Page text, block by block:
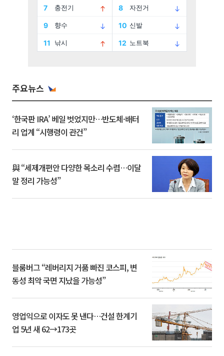
주요뉴스
‘한국판 IRA’ 베일 벗었지만…반도체·배터
리 업계 “시행령이 관건”
與 “세제개편안 다양한 목소리 수렴…이달
말 정리 가능성”
블룸버그 “레버리지 거품 빠진 코스피, 변
동성 최악 국면 지났을 가능성”
영업익으로 이자도 못 낸다…건설 한계기
업 5년 새 62→173곳